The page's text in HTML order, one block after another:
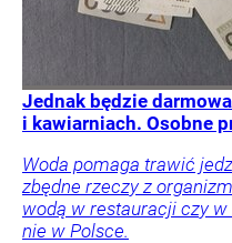
Jednak będzie
i kawiarniach. Osobne
Woda pomaga trawić
zbędne rzeczy z
wodą w restauracji czy
nie w Polsce.